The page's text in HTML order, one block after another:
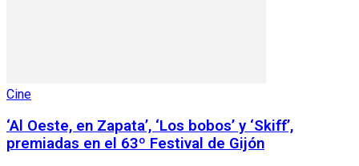
Cine
‘Al Oeste, en Zapata’, ‘Los bobos’ y ‘Skiff’,
premiadas en el 63º Festival de Gijón